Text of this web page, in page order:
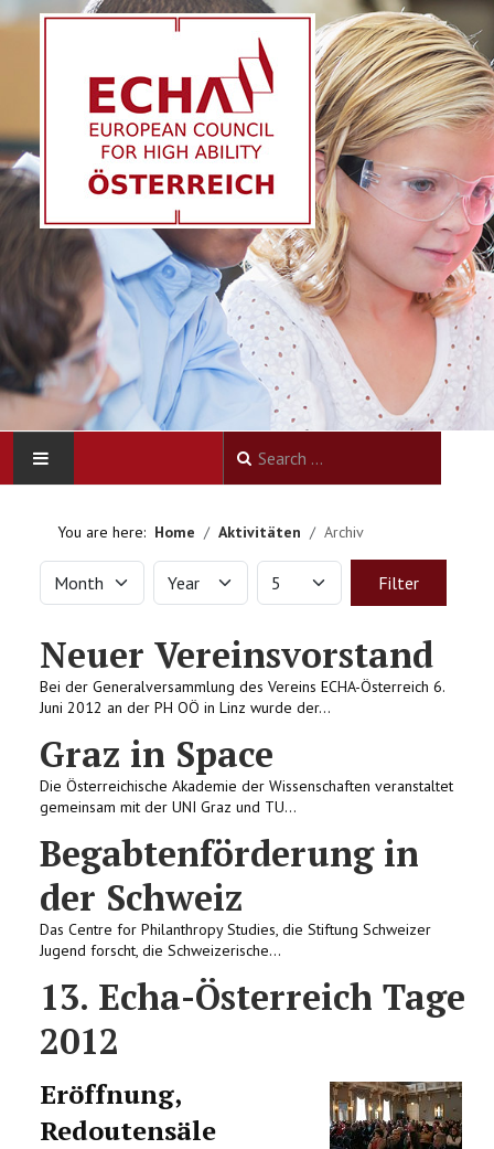
VEREIN
LITERATUREMPFEHLUNGEN
KONTAKT
You are here: Home Aktivitäten Archiv
Filters
Month Year Display # Filter
Neuer Vereinsvorstand
Bei der Generalversammlung des Vereins ECHA-Österreich 6.
Juni 2012 an der PH OÖ in Linz wurde der...
Graz in Space
Die Österreichische Akademie der Wissenschaften veranstaltet
gemeinsam mit der UNI Graz und TU...
Begabtenförderung in
der Schweiz
Das Centre for Philanthropy Studies, die Stiftung Schweizer
Jugend forscht, die Schweizerische...
13. Echa-Österreich Tage
2012
Eröffnung,
Redoutensäle